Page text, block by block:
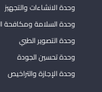
وحدة الانشاءات والتجهيز
وحدة السلامة ومكافحة
وحدة التصوير الطبي
وحدة تحسين الجودة
وحدة الإجازة والتراخيص